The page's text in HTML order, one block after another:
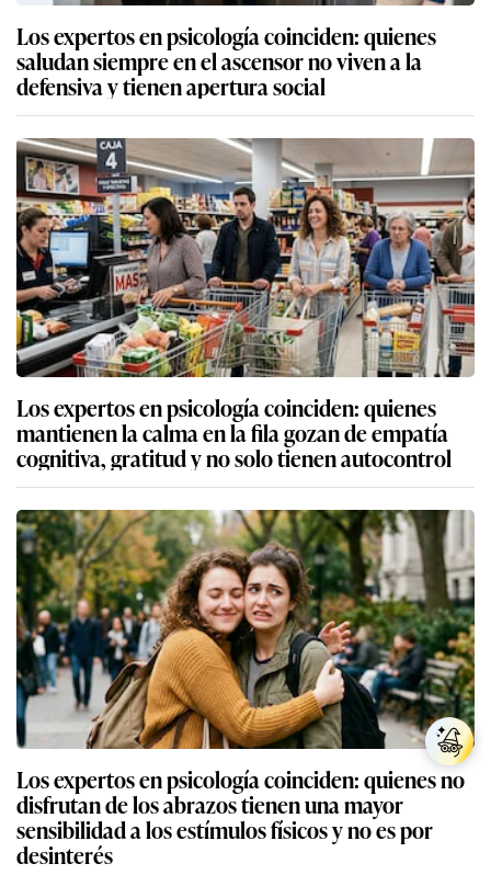
Los expertos en psicología coinciden: quienes
saludan siempre en el ascensor no viven a la
defensiva y tienen apertura social
Los expertos en psicología coinciden: quienes
mantienen la calma en la fila gozan de empatía
cognitiva, gratitud y no solo tienen autocontrol
Los expertos en psicología coinciden: quienes no
disfrutan de los abrazos tienen una mayor
sensibilidad a los estímulos físicos y no es por
desinterés